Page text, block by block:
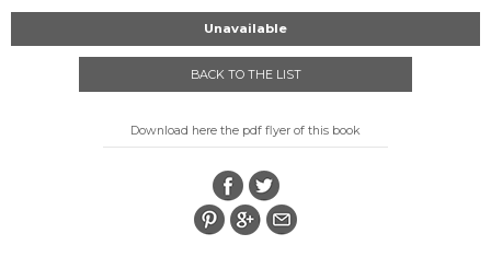
Unavailable
BACK TO THE LIST
Download here the pdf flyer of this book